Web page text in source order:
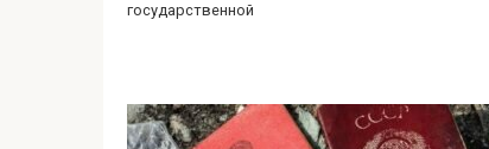
государственной